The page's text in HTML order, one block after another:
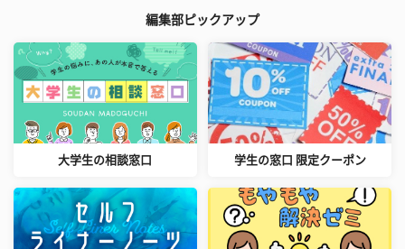
編集部ピックアップ
大学生の相談窓口 学生の窓口 限定クーポン